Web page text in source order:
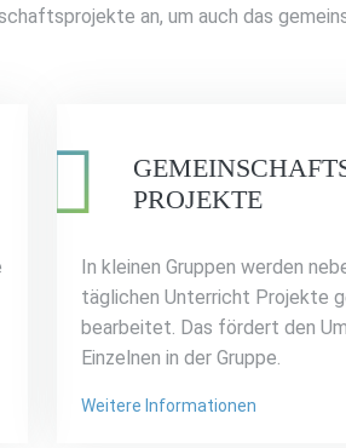
an, um auch das
PROJEKTE
In kleinen Gruppen werden
täglichen Unterricht Projekte
bearbeitet. Das fördert den
Einzelnen in der Gruppe.
Weitere Informationen